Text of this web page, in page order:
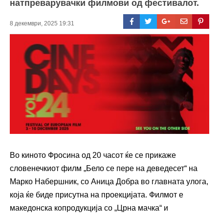
натпреварувачки филмови од фестивалот.
8 декември, 2025 19:31
Во киното Фросина од 20 часот ќе се прикаже
словенечкиот филм „Бело се пере на деведесет“ на
Марко Набершник, со Аница Добра во главната улога,
која ќе биде присутна на проекцијата. Филмот е
македонска копродукција со „Црна мачкa“ и